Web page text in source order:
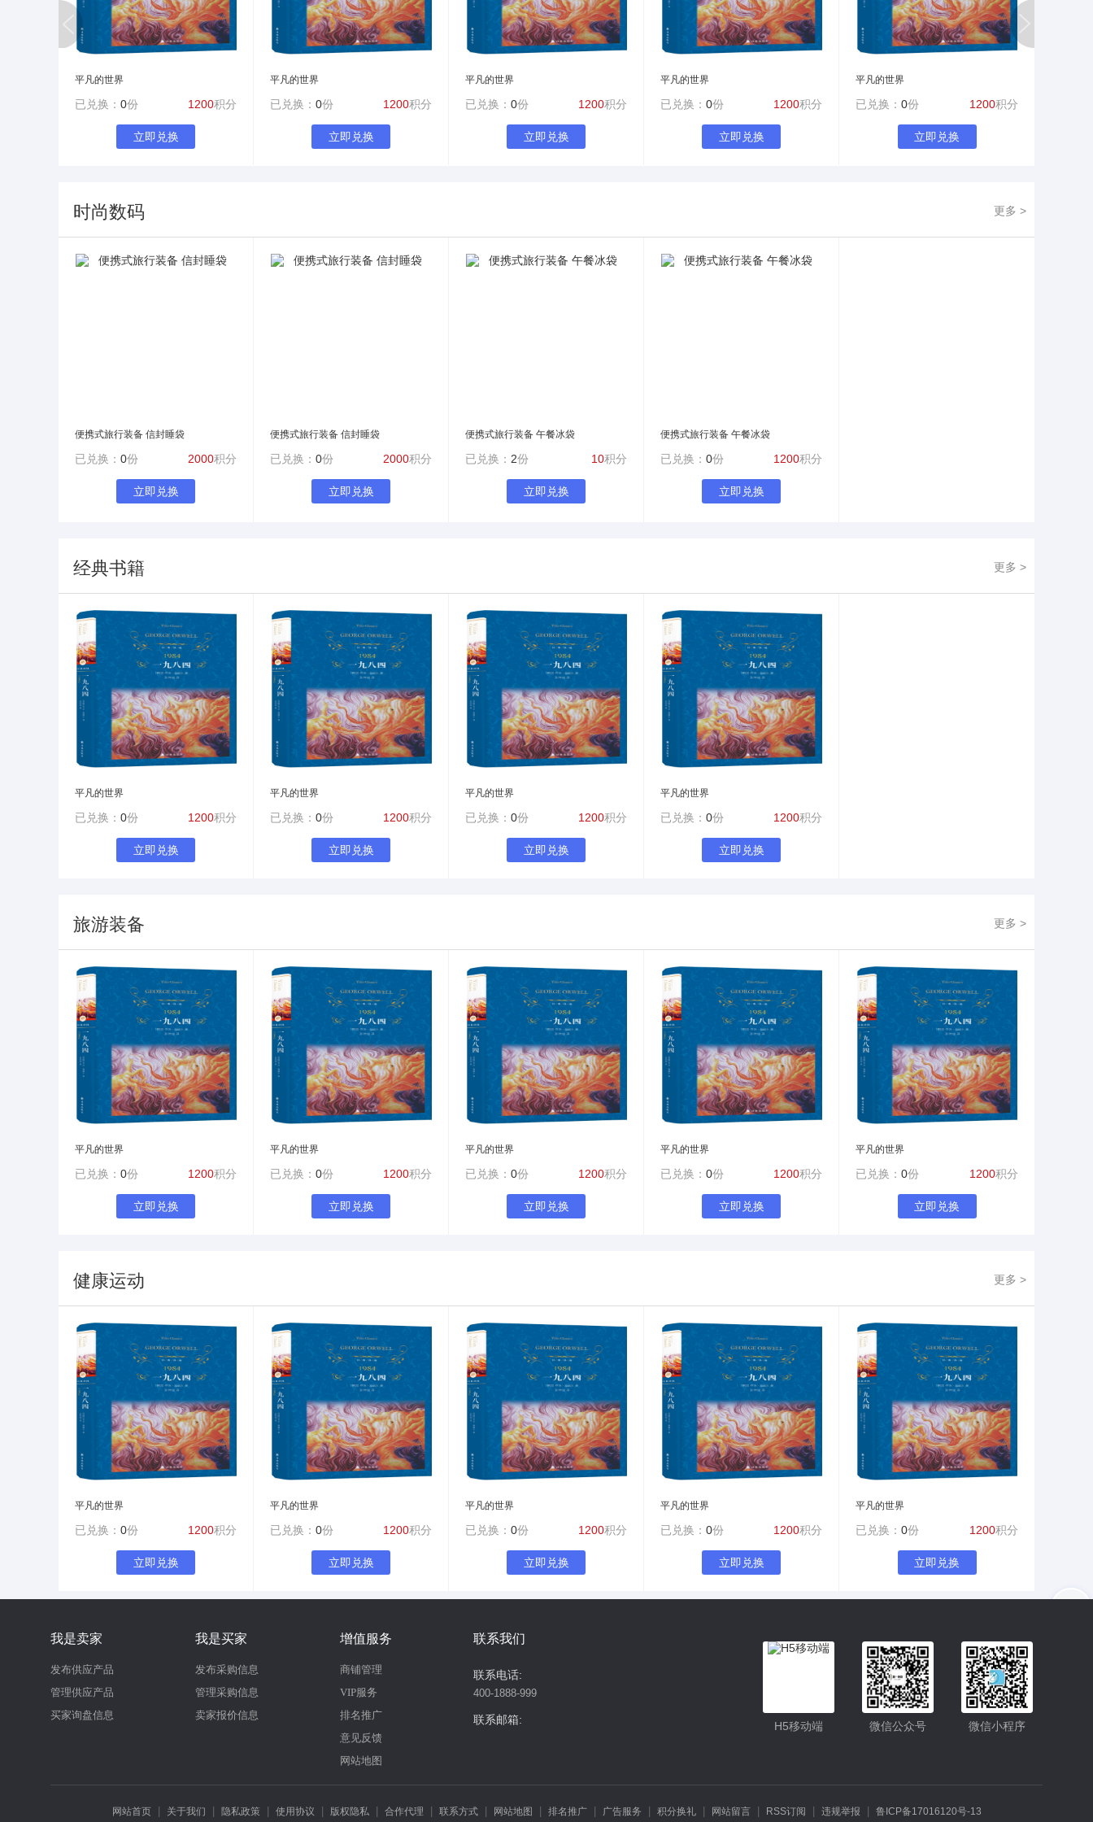
平凡的世界
1200积分
已兑换： 0份
立即兑换
平凡的世界
1200积分
已兑换： 0份
立即兑换
平凡的世界
1200积分
已兑换： 0份
立即兑换
平凡的世界
1200积分
已兑换： 0份
立即兑换
平凡的世界
1200积分
已兑换： 0份
立即兑换
Next
时尚数码 更多 >
便携式旅行装备 信封睡袋
2000积分
已兑换： 0份
立即兑换
便携式旅行装备 信封睡袋
2000积分
已兑换： 0份
立即兑换
便携式旅行装备 午餐冰袋
10积分
已兑换： 2份
立即兑换
便携式旅行装备 午餐冰袋
1200积分
已兑换： 0份
立即兑换
经典书籍 更多 >
平凡的世界
1200积分
已兑换： 0份
立即兑换
平凡的世界
1200积分
已兑换： 0份
立即兑换
平凡的世界
1200积分
已兑换： 0份
立即兑换
平凡的世界
1200积分
已兑换： 0份
立即兑换
旅游装备 更多 >
平凡的世界
1200积分
已兑换： 0份
立即兑换
平凡的世界
1200积分
已兑换： 0份
立即兑换
平凡的世界
1200积分
已兑换： 0份
立即兑换
平凡的世界
1200积分
已兑换： 0份
立即兑换
平凡的世界
1200积分
已兑换： 0份
立即兑换
健康运动 更多 >
平凡的世界
1200积分
已兑换： 0份
立即兑换
平凡的世界
1200积分
已兑换： 0份
立即兑换
平凡的世界
1200积分
已兑换： 0份
立即兑换
平凡的世界
1200积分
已兑换： 0份
立即兑换
平凡的世界
1200积分
已兑换： 0份
立即兑换
我是卖家
发布供应产品
管理供应产品
买家询盘信息
我是买家
发布采购信息
管理采购信息
卖家报价信息
增值服务
商铺管理
VIP服务
排名推广
意见反馈
网站地图
联系我们
联系电话:
400-1888-999
联系邮箱: 微信小程序
微信公众号
H5移动端
网站首页| 关于我们 隐私政策| 使用协议 版权隐私| 合作代理 联系方式| 网站地图 排名推广| 广告服务 积分换礼| 网站留言| RSS订阅 违规举报 鲁ICP备17016120号-13
小程序更便捷的查找产品